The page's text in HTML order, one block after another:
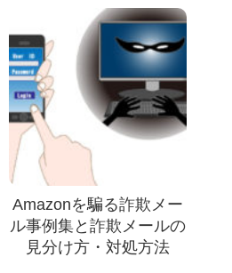
Amazonを騙る詐欺メー
ル事例集と詐欺メールの
見分け方・対処方法